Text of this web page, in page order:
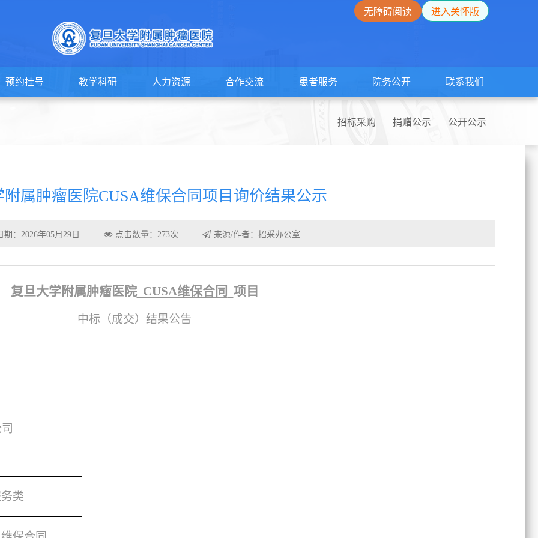
无障碍阅读 进入关怀版
预约挂号 教学科研 人力资源 合作交流 患者服务 院务公开 联系我们
招标采购 捐赠公示 公开公示
属肿瘤医院CUSA维保合同项目询价结果公示
期：2026年05月29日 点击数量：273次 来源/作者：招采办公室
复旦大学附属肿瘤医院CUSA维保合同 项目
中标（成交）结果公告
类